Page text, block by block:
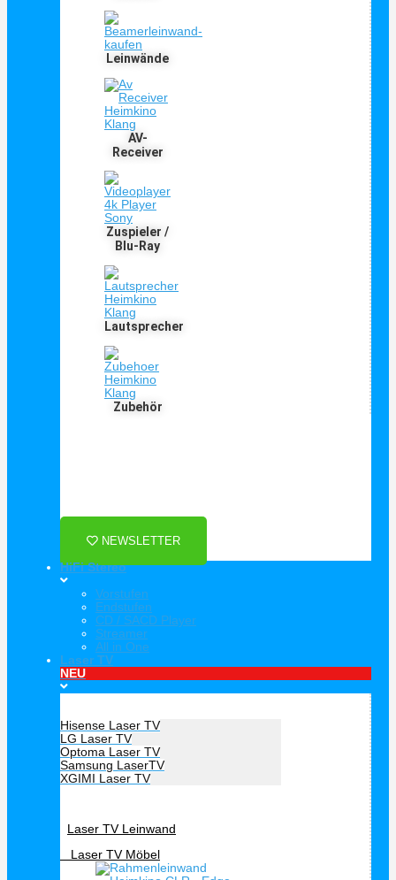
Leinwände
AV-
Receiver
Zuspieler /
Blu-Ray
Lautsprecher
Zubehör
Als Danke schön für Ihre Anmeldung
NEWSLETTER
HiFi Stereo
Vorstufen
Endstufen
CD / SACD Player
Streamer
All in One
Laser TV
NEU
Hisense Laser TV
LG Laser TV
Optoma Laser TV
Samsung LaserTV
XGIMI Laser TV
Laser TV Leinwand
Laser TV Möbel